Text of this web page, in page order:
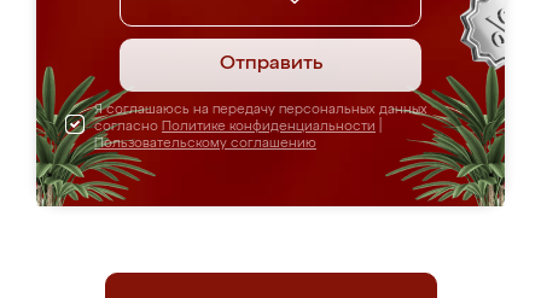
Отправить
Я соглашаюсь на передачу персональных данных
согласно Политике конфиденциальности
Пользовательскому соглашению